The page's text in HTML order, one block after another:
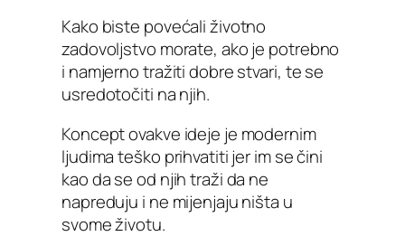
Kako biste povećali životno
zadovoljstvo morate, ako je potrebno
i namjerno tražiti dobre stvari, te se
usredotočiti na njih.
Koncept ovakve ideje je modernim
ljudima teško prihvatiti jer im se čini
kao da se od njih traži da ne
napreduju i ne mijenjaju ništa u
svome životu.